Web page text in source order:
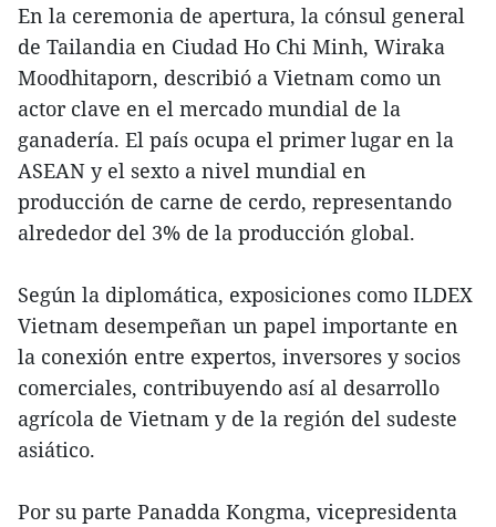
En la ceremonia de apertura, la cónsul general
de Tailandia en Ciudad Ho Chi Minh, Wiraka
Moodhitaporn, describió a Vietnam como un
actor clave en el mercado mundial de la
ganadería. El país ocupa el primer lugar en la
ASEAN y el sexto a nivel mundial en
producción de carne de cerdo, representando
alrededor del 3% de la producción global.
Según la diplomática, exposiciones como ILDEX
Vietnam desempeñan un papel importante en
la conexión entre expertos, inversores y socios
comerciales, contribuyendo así al desarrollo
agrícola de Vietnam y de la región del sudeste
asiático.
Por su parte Panadda Kongma, vicepresidenta